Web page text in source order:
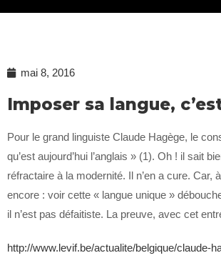
mai 8, 2016
Imposer sa langue,
Pour le grand linguiste Claude Hagège, le
qu’est aujourd’hui l’anglais » (1). Oh ! il sait
réfractaire à la modernité. Il n’en a cure.
encore : voir cette « langue unique »
il n’est pas défaitiste. La preuve, avec cet
http://www.levif.be/actualite/belgique/claude-